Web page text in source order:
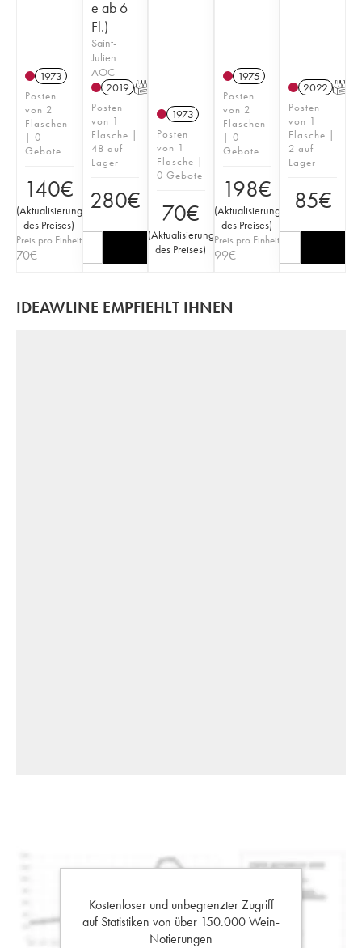
1973
Posten
von 2
Flaschen
| 0
Gebote
140€
(Aktualisierung
des Preises)
Preis pro Einheit
70€
e ab 6
Fl.)
Saint-
Julien
AOC
2019 T
Posten
von 1
Flasche |
48 auf
Lager
280€
1973
Posten
von 1
Flasche |
0 Gebote
70€
(Aktualisierung
des Preises)
1975
Posten
von 2
Flaschen
| 0
Gebote
198€
(Aktualisierung
des Preises)
Preis pro Einheit
99€
2022 T
Posten
von 1
Flasche |
2 auf
Lager
85€
IDEAWLINE EMPFIEHLT IHNEN
Kostenloser und unbegrenzter Zugriff
auf Statistiken von über 150.000 Wein-
Notierungen